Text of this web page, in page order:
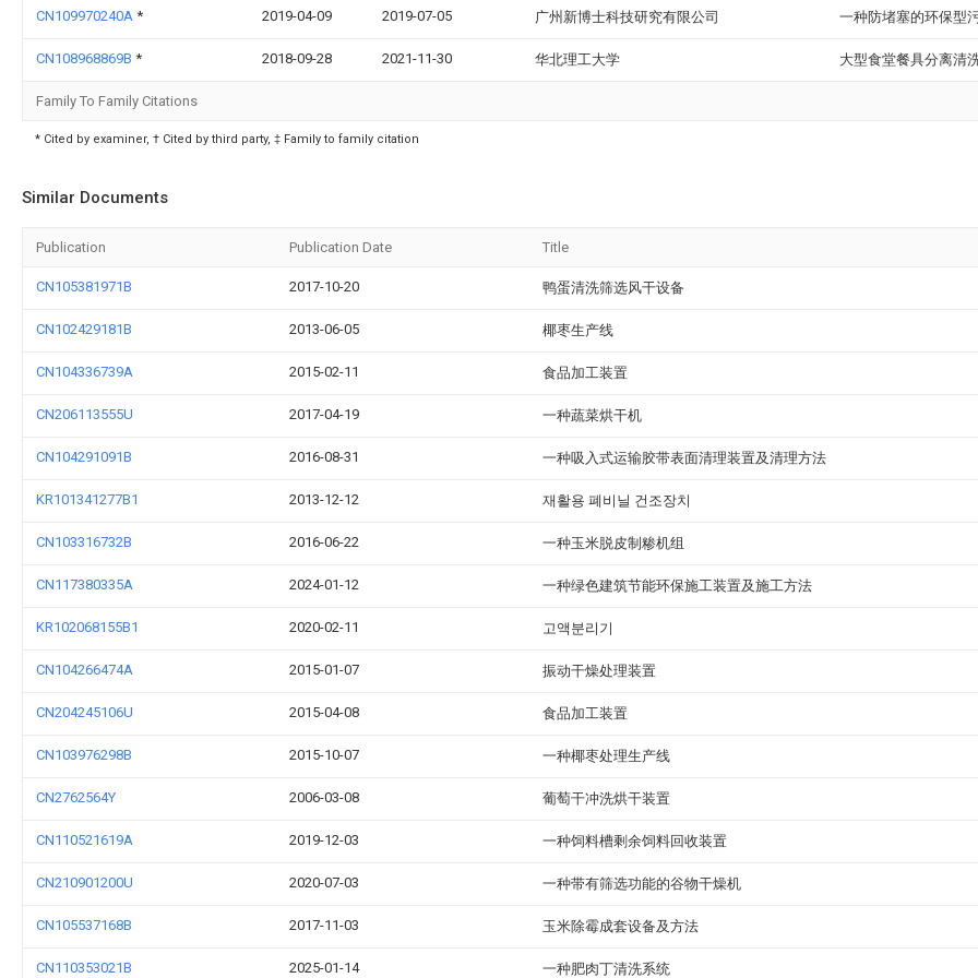
CN109970240A * 2019-04-09 2019-07-05 广州新博士科技研究有限公司 一种防堵塞的环保型
CN108968869B * 2018-09-28 2021-11-30 华北理工大学 大型食堂餐具分离清
Family To Family Citations
* Cited by examiner, † Cited by third party, ‡ Family to family citation
Similar Documents
Publication Publication Date Title
CN105381971B 2017-10-20 鸭蛋清洗筛选风干设备
CN102429181B 2013-06-05 椰枣生产线
CN104336739A 2015-02-11 食品加工装置
CN206113555U 2017-04-19 一种蔬菜烘干机
CN104291091B 2016-08-31 一种吸入式运输胶带表面清理装置及清理方法
KR101341277B1 2013-12-12 재활용 폐비닐 건조장치
CN103316732B 2016-06-22 一种玉米脱皮制糁机组
CN117380335A 2024-01-12 一种绿色建筑节能环保施工装置及施工方法
KR102068155B1 2020-02-11 고액분리기
CN104266474A 2015-01-07 振动干燥处理装置
CN204245106U 2015-04-08 食品加工装置
CN103976298B 2015-10-07 一种椰枣处理生产线
CN2762564Y 2006-03-08 葡萄干冲洗烘干装置
CN110521619A 2019-12-03 一种饲料槽剩余饲料回收装置
CN210901200U 2020-07-03 一种带有筛选功能的谷物干燥机
CN105537168B 2017-11-03 玉米除霉成套设备及方法
CN110353021B 2025-01-14 一种肥肉丁清洗系统